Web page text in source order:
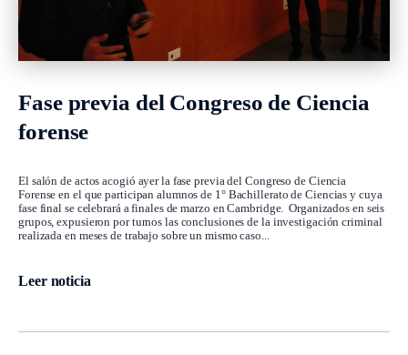
Fase previa del Congreso de Ciencia
forense
El salón de actos acogió ayer la fase previa del Congreso de Ciencia
Forense en el que participan alumnos de 1° Bachillerato de Ciencias y cuya
fase final se celebrará a finales de marzo en Cambridge. Organizados en seis
grupos, expusieron por turnos las conclusiones de la investigación criminal
realizada en meses de trabajo sobre un mismo caso...
Leer noticia